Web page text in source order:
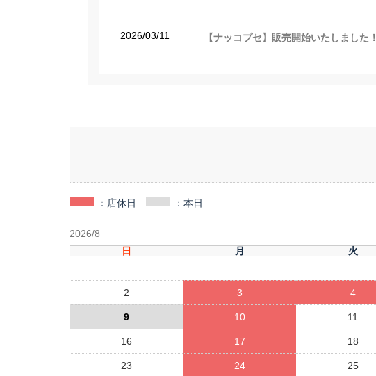
2026/03/11 【ナッコプセ】販売開始いたしました！
：店休日 ：本日
2026/8
日
月 火
2 3 4
9 10 11
16 17 18
23 24 25